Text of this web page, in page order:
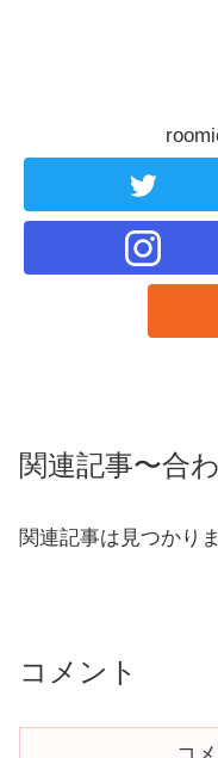
関連記事〜合
関連記事は見つかり
コメント